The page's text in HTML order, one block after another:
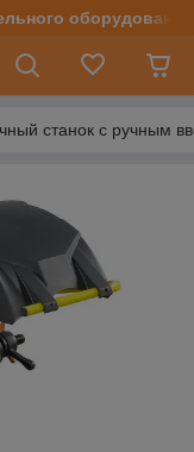
оборудования
станок с ручным